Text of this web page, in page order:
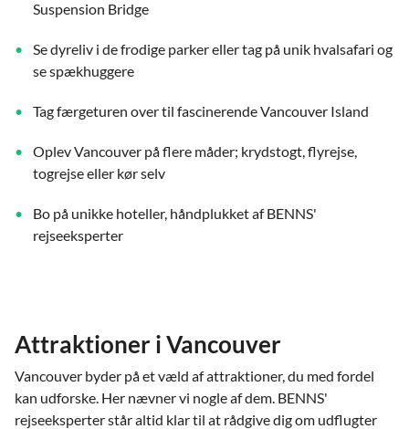
Suspension Bridge
Se dyreliv i de frodige parker eller tag på unik hvalsafari og
se spækhuggere
Tag færgeturen over til fascinerende Vancouver Island
Oplev Vancouver på flere måder; krydstogt, flyrejse,
togrejse eller kør selv
Bo på unikke hoteller, håndplukket af BENNS'
rejseeksperter
Attraktioner i Vancouver
Vancouver byder på et væld af attraktioner, du med fordel
kan udforske. Her nævner vi nogle af dem. BENNS'
rejseeksperter står altid klar til at rådgive dig om udflugter